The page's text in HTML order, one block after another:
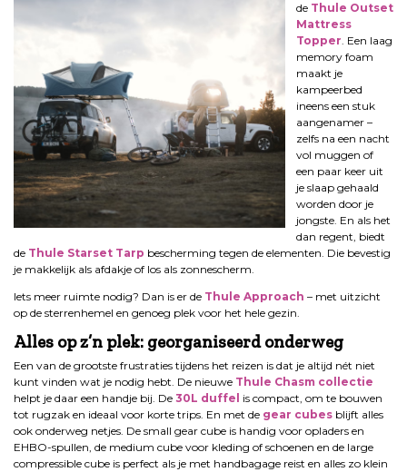
de Thule Outset
Mattress
Topper. Een laag
memory foam
maakt je
kampeerbed
ineens een stuk
aangenamer –
zelfs na een nacht
vol muggen of
een paar keer uit
je slaap gehaald
worden door je
jongste. En als het
dan regent, biedt
de Thule Starset Tarp bescherming tegen de elementen. Die bevestig
je makkelijk als afdakje of los als zonnescherm.
Iets meer ruimte nodig? Dan is er de Thule Approach – met uitzicht
op de sterrenhemel en genoeg plek voor het hele gezin.
Alles op z’n plek: georganiseerd onderweg
Een van de grootste frustraties tijdens het reizen is dat je altijd nét niet
kunt vinden wat je nodig hebt. De nieuwe Thule Chasm collectie
helpt je daar een handje bij. De 30L duffel is compact, om te bouwen
tot rugzak en ideaal voor korte trips. En met de gear cubes blijft alles
ook onderweg netjes. De small gear cube is handig voor opladers en
EHBO-spullen, de medium cube voor kleding of schoenen en de large
compressible cube is perfect als je met handbagage reist en alles zo klein